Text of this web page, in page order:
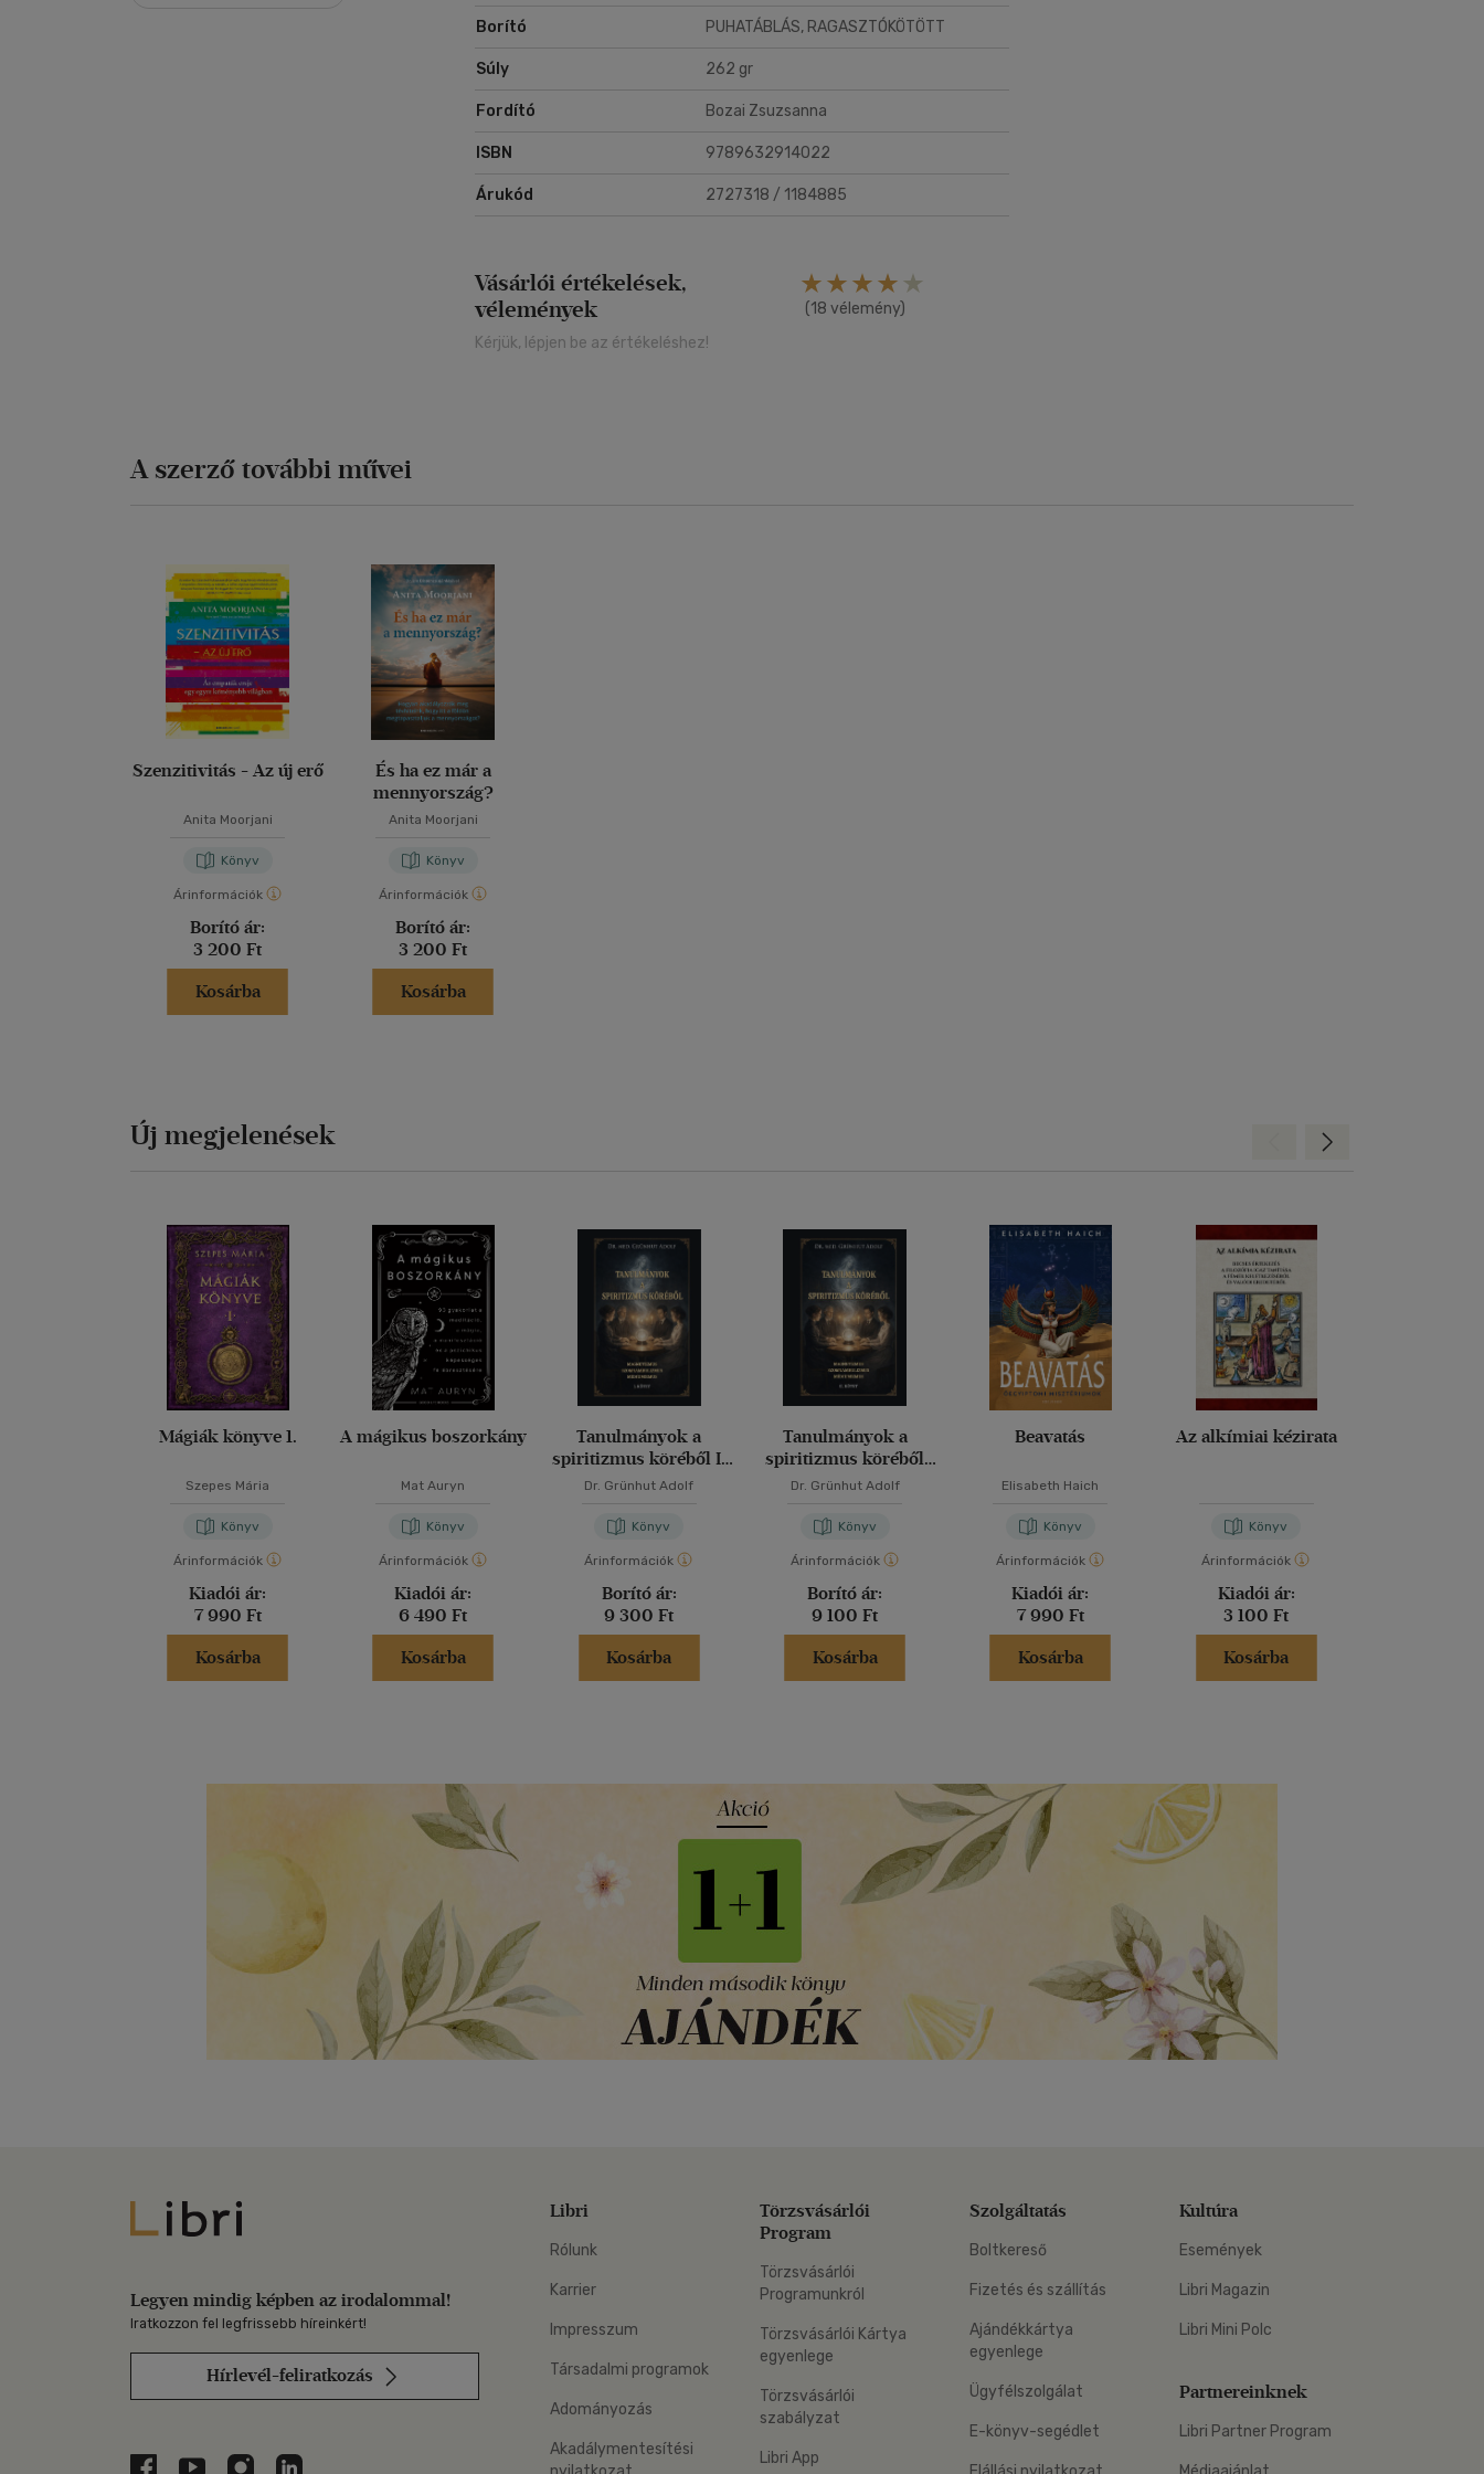
Borító PUHATÁBLÁS, RAGASZTÓKÖTÖTT
Súly 262 gr
Fordító Bozai Zsuzsanna
ISBN 9789632914022
Árukód 2727318 / 1184885
Vásárlói értékelések,
vélemények
(18 vélemény)
Kérjük, lépjen be az értékeléshez!
A szerző további művei
Szenzitivitás - Az új erő
Anita Moorjani
Könyv
Árinformációk
Borító ár:
3 200 Ft
Kosárba
És ha ez már a
mennyország?
Anita Moorjani
Könyv
Árinformációk
Borító ár:
3 200 Ft
Kosárba
Új megjelenések
Mágiák könyve 1.
Szepes Mária
Könyv
Árinformációk
Kiadói ár:
7 990 Ft
Kosárba
A mágikus boszorkány
Mat Auryn
Könyv
Árinformációk
Kiadói ár:
6 490 Ft
Kosárba
Tanulmányok a
spiritizmus köréből I.
kötet
Dr. Grünhut Adolf
Könyv
Árinformációk
Borító ár:
9 300 Ft
Kosárba
Tanulmányok a
spiritizmus köréből
II.kötet
Dr. Grünhut Adolf
Könyv
Árinformációk
Borító ár:
9 100 Ft
Kosárba
Beavatás
Elisabeth Haich
Könyv
Árinformációk
Kiadói ár:
7 990 Ft
Kosárba
Az alkímiai kézirata
Könyv
Árinformációk
Kiadói ár:
3 100 Ft
Kosárba
Előre
Libri
Legyen mindig képben az irodalommal!
Iratkozzon fel legfrissebb híreinkért!
Hírlevél-feliratkozás
Libri a Facebookon
Libri a Youtube-on
Libri az Instagramon
Libri a LinkedInen
Libri
Rólunk
Karrier
Impresszum
Társadalmi programok
Adományozás
Akadálymentesítési
Törzsvásárlói
Program
Törzsvásárlói
Programunkról
Törzsvásárlói Kártya
egyenlege
Törzsvásárlói
szabályzat
Libri App
Szolgáltatás
Boltkereső
Fizetés és szállítás
Ajándékkártya
egyenlege
Ügyfélszolgálat
E-könyv-segédlet
Kultúra
Események
Libri Magazin
Libri Mini Polc
Partnereinknek
Libri Partner Program